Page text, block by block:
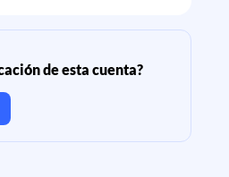
de esta cuenta?